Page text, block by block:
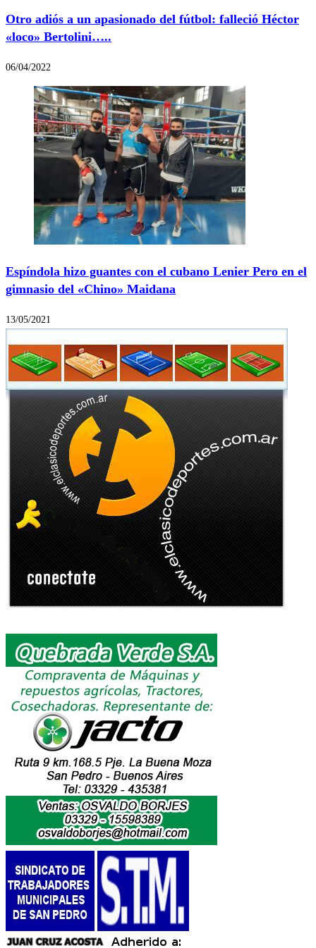
Otro adiós a un apasionado del fútbol: falleció Héctor
«loco» Bertolini…..
06/04/2022
Espíndola hizo guantes con el cubano Lenier Pero en el
gimnasio del «Chino» Maidana
13/05/2021